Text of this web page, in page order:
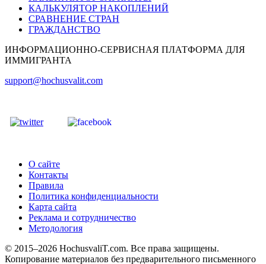
КАЛЬКУЛЯТОР НАКОПЛЕНИЙ
СРАВНЕНИЕ СТРАН
ГРАЖДАНСТВО
ИНФОРМАЦИОННО-СЕРВИСНАЯ ПЛАТФОРМА ДЛЯ
ИММИГРАНТА
support@hochusvalit.com
О сайте
Контакты
Правила
Политика конфиденциальности
Карта сайта
Реклама и сотрудничество
Методология
© 2015–2026 HochusvaliT.com. Все права защищены.
Копирование материалов без предварительного письменного